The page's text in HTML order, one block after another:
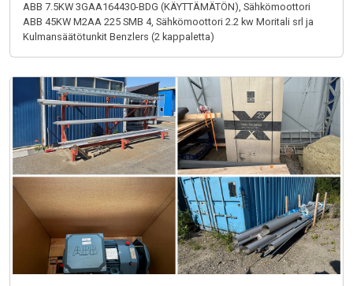
ABB 7.5KW 3GAA164430-BDG (KÄYTTÄMÄTÖN), Sähkömoottori
ABB 45KW M2AA 225 SMB 4, Sähkömoottori 2.2 kw Moritali srl ja
Kulmansäätötunkit Benzlers (2 kappaletta)